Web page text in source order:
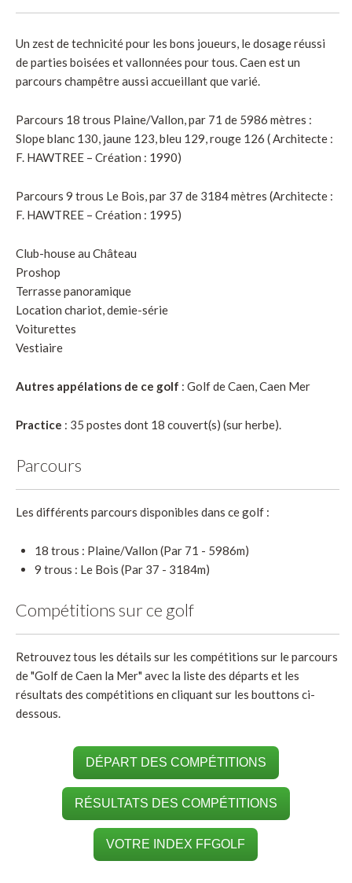
Un zest de technicité pour les bons joueurs, le dosage réussi
de parties boisées et vallonnées pour tous. Caen est un
parcours champêtre aussi accueillant que varié.
Parcours 18 trous Plaine/Vallon, par 71 de 5986 mètres :
Slope blanc 130, jaune 123, bleu 129, rouge 126 (Architecte :
F. HAWTREE – Création : 1990)
Parcours 9 trous Le Bois, par 37 de 3184 mètres (Architecte :
F. HAWTREE – Création : 1995)
Club-house au Château
Proshop
Terrasse panoramique
Location chariot, demie-série
Voiturettes
Vestiaire
Autres appélations de ce golf : Golf de Caen, Caen Mer
Practice : 35 postes dont 18 couvert(s) (sur herbe).
Parcours
Les différents parcours disponibles dans ce golf :
18 trous : Plaine/Vallon (Par 71 - 5986m)
9 trous : Le Bois (Par 37 - 3184m)
Compétitions sur ce golf
Retrouvez tous les détails sur les compétitions sur le parcours
de "Golf de Caen la Mer" avec la liste des départs et les
résultats des compétitions en cliquant sur les bouttons ci-
dessous.
DÉPART DES COMPÉTITIONS
RÉSULTATS DES COMPÉTITIONS
VOTRE INDEX FFGOLF